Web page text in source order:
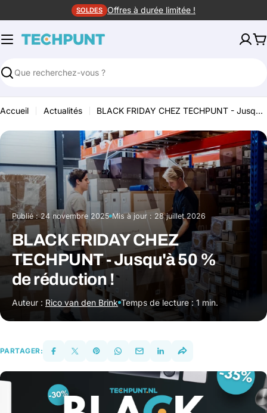
au
contenu
SOLDES Offres à durée limitée !
Rechercher
Accueil Actualités BLACK FRIDAY CHEZ TECHPUNT - Jusqu'à 50 % de réduction !
Publié :24 novembre 2025 Mis à jour : 28 juillet 2026
BLACK FRIDAY CHEZ
TECHPUNT - Jusqu'à 50 %
de réduction !
Auteur : Rico van den Brink Temps de lecture : 1 min.
PARTAGER: